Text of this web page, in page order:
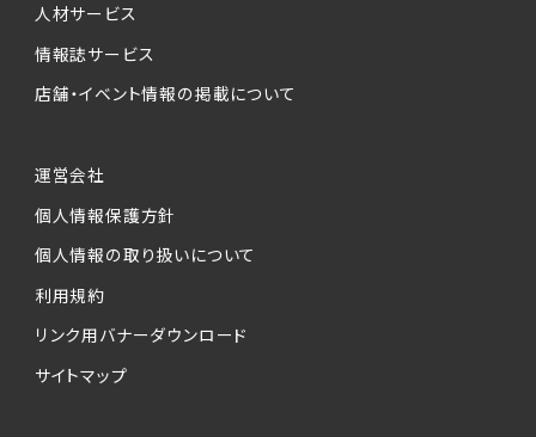
人材サービス
情報誌サービス
店舗・イベント情報の掲載について
運営会社
個人情報保護方針
個人情報の取り扱いについて
利用規約
リンク用バナーダウンロード
サイトマップ